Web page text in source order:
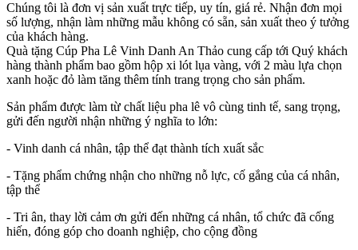
Chúng tôi là đơn vị sản xuất trực tiếp, uy tín, giá rẻ. Nhận đơn mọi
số lượng, nhận làm những mẫu không có sẵn, sản xuất theo ý tưởng
của khách hàng.
Quà tặng Cúp Pha Lê Vinh Danh An Thảo cung cấp tới Quý khách
hàng thành phẩm bao gồm hộp xi lót lụa vàng, với 2 màu lựa chọn
xanh hoặc đỏ làm tăng thêm tính trang trọng cho sản phẩm.
Sản phẩm được làm từ chất liệu pha lê vô cùng tinh tế, sang trọng,
gửi đến người nhận những ý nghĩa to lớn:
- Vinh danh cá nhân, tập thể đạt thành tích xuất sắc
- Tặng phẩm chứng nhận cho những nỗ lực, cố gắng của cá nhân,
tập thể
- Tri ân, thay lời cảm ơn gửi đến những cá nhân, tổ chức đã cống
hiến, đóng góp cho doanh nghiệp, cho cộng đồng